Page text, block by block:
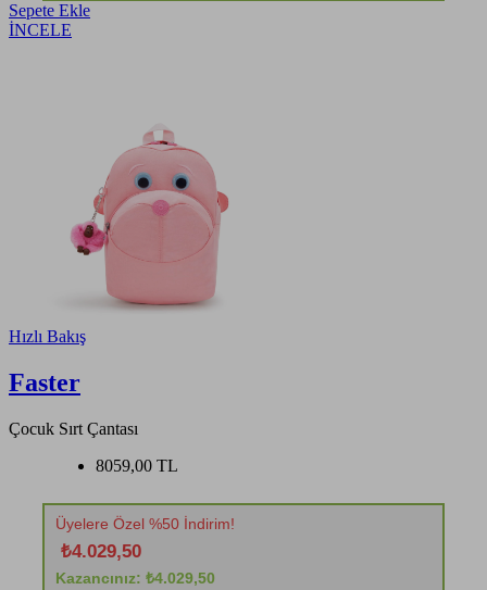
Sepete Ekle
İNCELE
Hızlı Bakış
Faster
Çocuk Sırt Çantası
8059,00 TL
Üyelere Özel %50 İndirim!
₺4.029,50
Kazancınız: ₺4.029,50